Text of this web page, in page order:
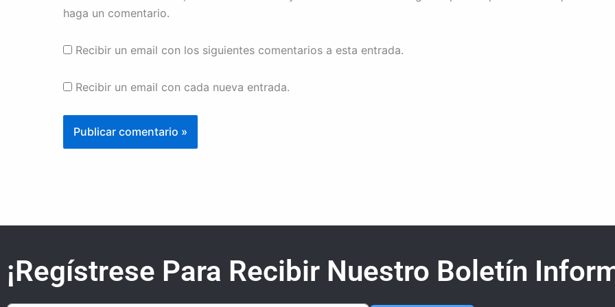
haga un comentario.
Recibir un email con los siguientes comentarios a esta entrada.
Recibir un email con cada nueva entrada.
¡Regístrese Para Recibir Nuestro Boletín